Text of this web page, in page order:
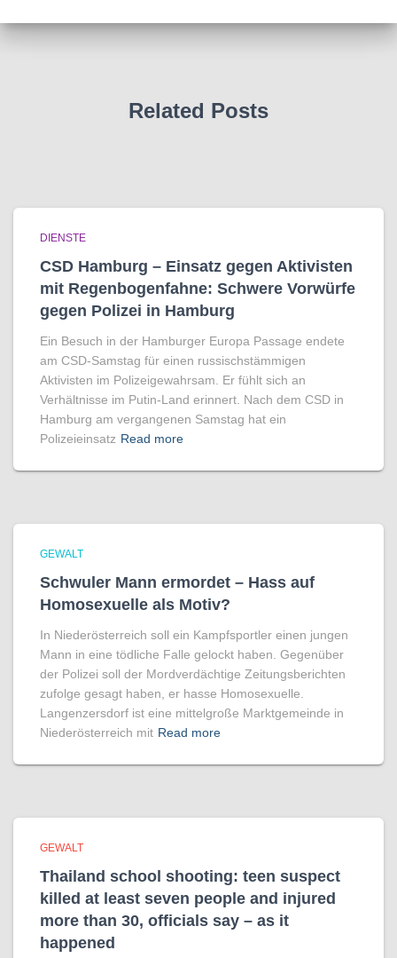
Related Posts
DIENSTE
CSD Hamburg – Einsatz gegen Aktivisten
mit Regenbogen­fahne: Schwere Vorwürfe
gegen Polizei in Hamburg
Ein Besuch in der Hamburger Europa Passage endete
am CSD-Samstag für einen russischstämmigen
Aktivisten im Polizeigewahrsam. Er fühlt sich an
Verhältnisse im Putin-Land erinnert. Nach dem CSD in
Hamburg am vergangenen Samstag hat ein
Polizeieinsatz Read more
GEWALT
Schwuler Mann ermordet – Hass auf
Homo­sexuelle als Motiv?
In Niederösterreich soll ein Kampfsportler einen jungen
Mann in eine tödliche Falle gelockt haben. Gegenüber
der Polizei soll der Mordverdächtige Zeitungsberichten
zufolge gesagt haben, er hasse Homosexuelle.
Langenzersdorf ist eine mittelgroße Marktgemeinde in
Niederösterreich mit Read more
GEWALT
Thailand school shooting: teen suspect
killed at least seven people and injured
more than 30, officials say – as it
happened